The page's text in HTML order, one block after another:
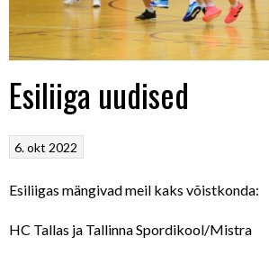
Esiliiga uudised
6. okt 2022
Esiliigas mängivad meil kaks võistkonda:
HC Tallas ja Tallinna Spordikool/Mistra